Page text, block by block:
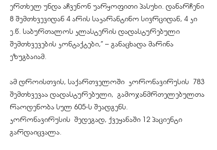
ერთხელ უნდა აჩვენონ უარყოფითი პასუხი. დანარჩენი
8 შემთხვევიდან 4 არის საკარანტინო სივრციდან, 4 კი
ე.წ. საბურთალოს კლასტერის დადასტურებული
შემთხვევების კონტაქტები,” – განაცხადა მარინა
ეზუგბაიამ.
ამ დროისთვის, საქართველოში კორონავირუსის 783
შემთხვევაა დადასტურებული, გამოჯანმრთელებულთა
რაოდენობა სულ 605-ს შეადგენს.
კორონავირუსის შედეგად, ქვეყანაში 12 პაციენტი
გარდაიცვალა.